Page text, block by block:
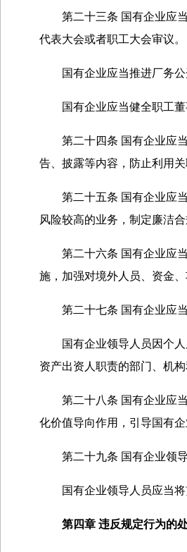
第二十三条 国有企业应当
代表大会或者职工大会审议。
国有企业应当推进厂务公
国有企业应当健全职工董
第二十四条 国有企业应当
告、披露等内容，防止利用关
第二十五条 国有企业应当
风险较高的业务，制定廉洁
第二十六条 国有企业应当
施，加强对境外人员、资金、
第二十七条 国有企业应当
国有企业领导人员因个人
资产出资人职责的部门、机
第二十八条 国有企业应当
化价值导向作用，引导国有
第二十九条 国有企业领导
国有企业领导人员应当将
第四章 违反规定行为的